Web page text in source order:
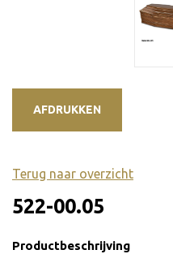
AFDRUKKEN
Terug naar overzicht
522-00.05
Productbeschrijving